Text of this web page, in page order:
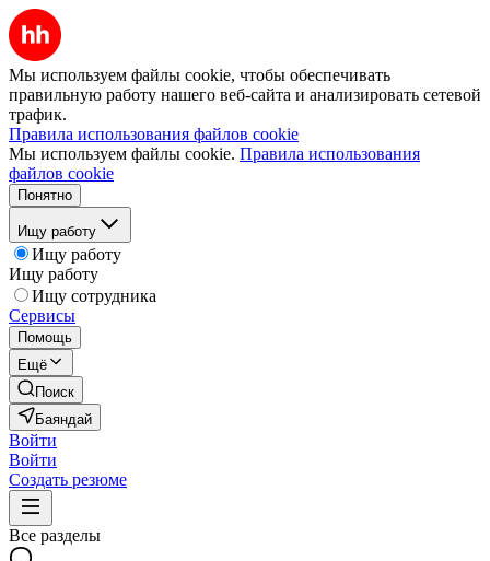
Мы используем файлы cookie, чтобы обеспечивать
правильную работу нашего веб-сайта и анализировать сетевой
трафик.
Правила использования файлов cookie
Мы используем файлы cookie. Правила использования
файлов cookie
Понятно
Ищу работу
Ищу работу
Ищу работу
Ищу сотрудника
Сервисы
Помощь
Ещё
Поиск
Баяндай
Войти
Войти
Создать резюме
Все разделы